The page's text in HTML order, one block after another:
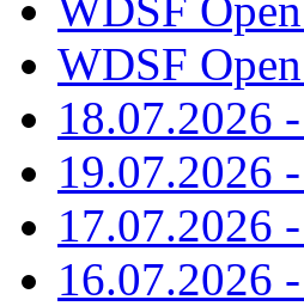
WDSF
18.07.2026
19.07.2026
17.07.2026
16.07.2026